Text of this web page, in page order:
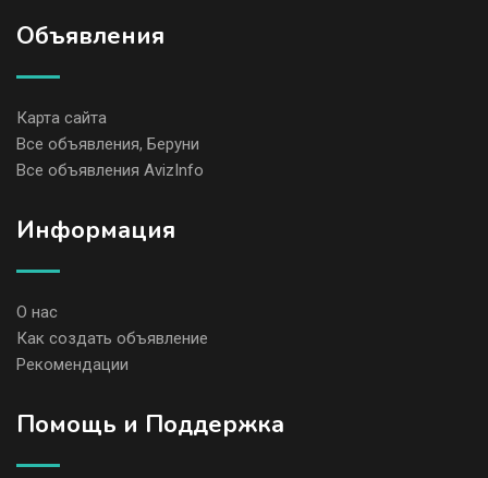
Объявления
Карта сайта
Все объявления, Беруни
Все объявления AvizInfo
Информация
О нас
Как создать объявление
Рекомендации
Помощь и Поддержка